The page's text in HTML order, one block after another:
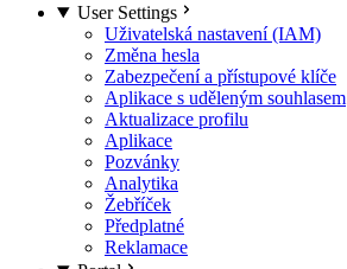
User Settings
Uživatelská nastavení (IAM)
Změna hesla
Zabezpečení a přístupové klíče
Aplikace s uděleným souhlasem
Aktualizace profilu
Aplikace
Pozvánky
Analytika
Žebříček
Předplatné
Reklamace